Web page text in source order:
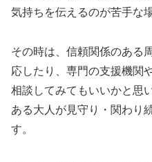
気持ちを伝えるのが苦手な
その時は、信頼関係のある
応したり、専門の支援機関
相談してみてもいいかと思
ある大人が見守り・関わり
す。